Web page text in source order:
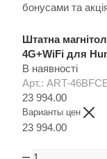
бонусами та
Штатна
4G+WiFi для
В наявності
Арт.: ART-
23 994.00
Варианты цен
23 994.00